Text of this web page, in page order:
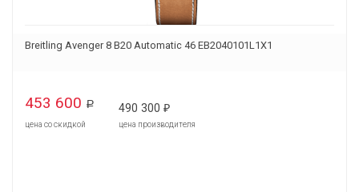
Breitling Avenger 8 B20 Automatic 46 EB2040101L1X1
453 600 Р
цена со скидкой
490 300 ₽
цена производителя